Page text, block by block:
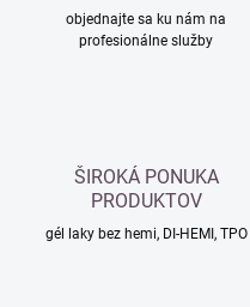
objednajte sa ku nám na
profesionálne služby
ŠIROKÁ PONUKA
PRODUKTOV
gél laky bez hemi, DI-HEMI, TPO